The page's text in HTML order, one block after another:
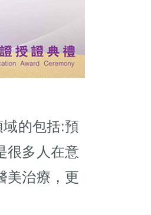
的包括:預
很多人在意
美治療，更